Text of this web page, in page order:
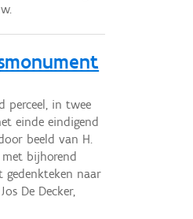
perceel, in twee
einde eindigend
beeld van H.
bijhorend
gedenkteken naar
De Decker,